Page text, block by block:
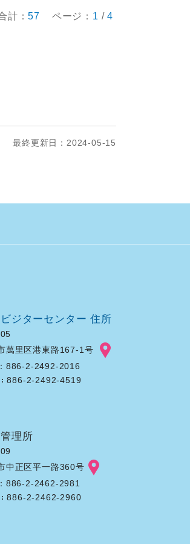
計：57 ページ： 1 /4
最終更新日：2024-05-15
ジターセンター 住所
萬里区港東路167-1号
886-2-2492-2016
886-2-2492-4519
理所
中正区平一路360号
886-2-2462-2981
886-2-2462-2960